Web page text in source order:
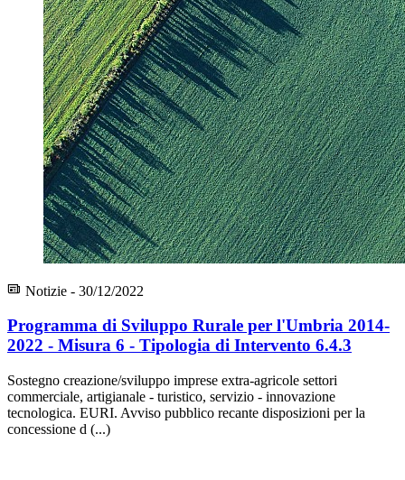
Notizie - 30/12/2022
Programma di Sviluppo Rurale per l'Umbria 2014-
2022 - Misura 6 - Tipologia di Intervento 6.4.3
Sostegno creazione/sviluppo imprese extra-agricole settori
commerciale, artigianale - turistico, servizio - innovazione
tecnologica. EURI. Avviso pubblico recante disposizioni per la
concessione d (...)